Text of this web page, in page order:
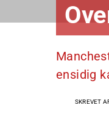
ensidig
SKREVET